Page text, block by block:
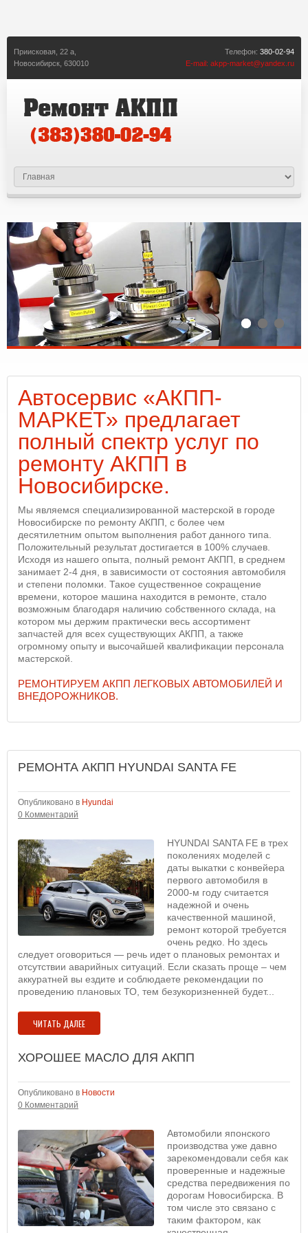
Приисковая, 22 а,
Новосибирск, 630010
Телефон: 380-02-94
E-mail: akpp-market@yandex.ru
Автосервис «АКПП-
МАРКЕТ» предлагает
полный спектр услуг по
ремонту АКПП в
Новосибирске.
Мы являемся специализированной мастерской в городе
Новосибирске по ремонту АКПП, с более чем
десятилетним опытом выполнения работ данного типа.
Положительный результат достигается в 100% случаев.
Исходя из нашего опыта, полный ремонт АКПП, в среднем
занимает 2-4 дня, в зависимости от состояния автомобиля
и степени поломки. Такое существенное сокращение
времени, которое машина находится в ремонте, стало
возможным благодаря наличию собственного склада, на
котором мы держим практически весь ассортимент
запчастей для всех существующих АКПП, а также
огромному опыту и высочайшей квалификации персонала
мастерской.
РЕМОНТИРУЕМ АКПП ЛЕГКОВЫХ АВТОМОБИЛЕЙ И
ВНЕДОРОЖНИКОВ.
РЕМОНТА АКПП HYUNDAI SANTA FE
Опубликовано в Hyundai
0 Комментарий
HYUNDAI SANTA FE в трех
поколениях моделей с
даты выкатки с конвейера
первого автомобиля в
2000-м году считается
надежной и очень
качественной машиной,
ремонт которой требуется
очень редко. Но здесь
следует оговориться — речь идет о плановых ремонтах и
отсутствии аварийных ситуаций. Если сказать проще – чем
аккуратней вы ездите и соблюдаете рекомендации по
проведению плановых ТО, тем безукоризненней будет...
ЧИТАТЬ ДАЛЕЕ
ХОРОШЕЕ МАСЛО ДЛЯ АКПП
Опубликовано в Новости
0 Комментарий
Автомобили японского
производства уже давно
зарекомендовали себя как
проверенные и надежные
средства передвижения по
дорогам Новосибирска. В
том числе это связано с
таким фактором, как